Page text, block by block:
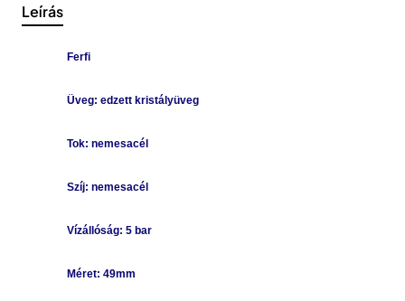
Leírás
Ferfi
Üveg: edzett kristályüveg
Tok: nemesacél
Szíj: nemesacél
Vízállóság: 5 bar
Méret: 49mm